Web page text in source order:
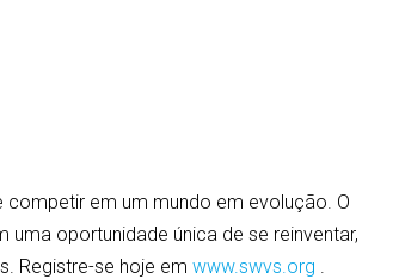
competir em um mundo em evolução. O
oportunidade única de se reinventar,
Registre-se hoje emwww.swvs.org .